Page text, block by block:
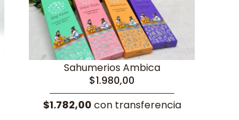
Sahumerios Ambica
$1.980,00
$1.782,00 con transferencia